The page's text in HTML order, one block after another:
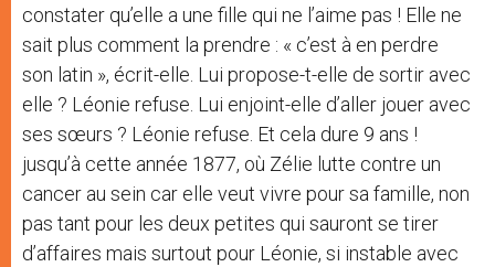
constater qu’elle a une fille qui ne l’aime pas ! Elle ne
sait plus comment la prendre : « c’est à en perdre
son latin », écrit-elle. Lui propose-t-elle de sortir avec
elle ? Léonie refuse. Lui enjoint-elle d’aller jouer avec
ses sœurs ? Léonie refuse. Et cela dure 9 ans !
jusqu’à cette année 1877, où Zélie lutte contre un
cancer au sein car elle veut vivre pour sa famille, non
pas tant pour les deux petites qui sauront se tirer
d’affaires mais surtout pour Léonie, si instable avec